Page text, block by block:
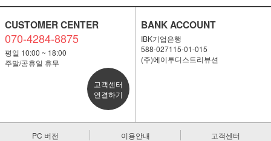
CUSTOMER CENTER
070-4284-8875
평일 10:00 ~ 18:00
주말/공휴일 휴무
고객센터
연결하기
BANK ACCOUNT
IBK기업은행
588-027115-01-015
(주)에이투디스트리뷰션
PC 버전 이용안내 고객센터